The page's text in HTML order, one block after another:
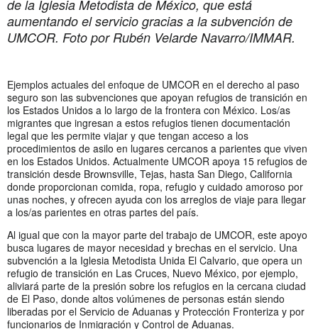
de la Iglesia Metodista de México, que está
aumentando el servicio gracias a la subvención de
UMCOR. Foto por Rubén Velarde Navarro/IMMAR.
Ejemplos actuales del enfoque de UMCOR en el derecho al paso
seguro son las subvenciones que apoyan refugios de transición en
los Estados Unidos a lo largo de la frontera con México. Los/as
migrantes que ingresan a estos refugios tienen documentación
legal que les permite viajar y que tengan acceso a los
procedimientos de asilo en lugares cercanos a parientes que viven
en los Estados Unidos. Actualmente UMCOR apoya 15 refugios de
transición desde Brownsville, Tejas, hasta San Diego, California
donde proporcionan comida, ropa, refugio y cuidado amoroso por
unas noches, y ofrecen ayuda con los arreglos de viaje para llegar
a los/as parientes en otras partes del país.
Al igual que con la mayor parte del trabajo de UMCOR, este apoyo
busca lugares de mayor necesidad y brechas en el servicio. Una
subvención a la Iglesia Metodista Unida El Calvario, que opera un
refugio de transición en Las Cruces, Nuevo México, por ejemplo,
aliviará parte de la presión sobre los refugios en la cercana ciudad
de El Paso, donde altos volúmenes de personas están siendo
liberadas por el Servicio de Aduanas y Protección Fronteriza y por
funcionarios de Inmigración y Control de Aduanas.